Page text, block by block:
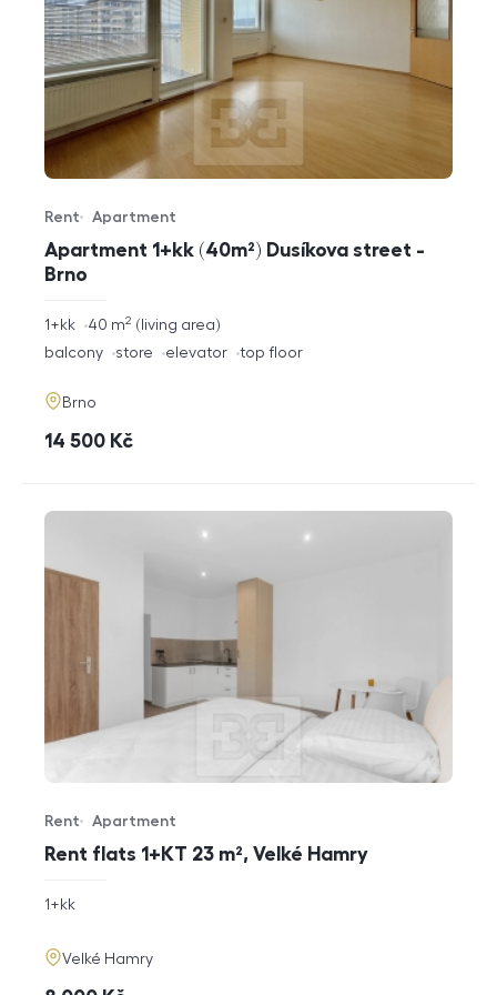
Apartment 1+kk (40m²) Dusíkova street -
Brno
Offer type
Rent
Property type
Apartment
rozměry
1+kk living area
40 m2
funkce
balcony store elevator top floor
adresa
Brno
cena
14 500 Kč
Rent flats 1+KT 23 m², Velké Hamry
Offer type
Rent
Property type
Apartment
rozměry
1+kk
adresa
Velké Hamry